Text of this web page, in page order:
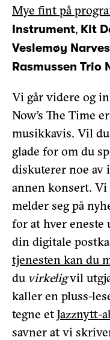
Mye fint på
Instrument, Kit
Veslemøy
Rasmussen Trio
Vi går videre og
Now’s The Time
musikkavis. Vil
glade for om du
diskuterer noe av
annen konsert. Vi
melder seg på
for at hver eneste
din digitale
tjenesten kan du
du virkeligvil
kaller en pluss-
tegne etJazznytt-
savner at vi